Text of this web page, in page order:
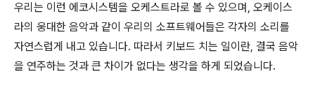
우리는 이런 에코시스템을 오케스트라로 볼 수 있으며, 오케이스
라의 웅대한 음악과 같이 우리의 소프트웨어들은 각자의 소리를
자연스럽게 내고 있습니다. 따라서 키보드 치는 일이란, 결국 음악
을 연주하는 것과 큰 차이가 없다는 생각을 하게 되었습니다.